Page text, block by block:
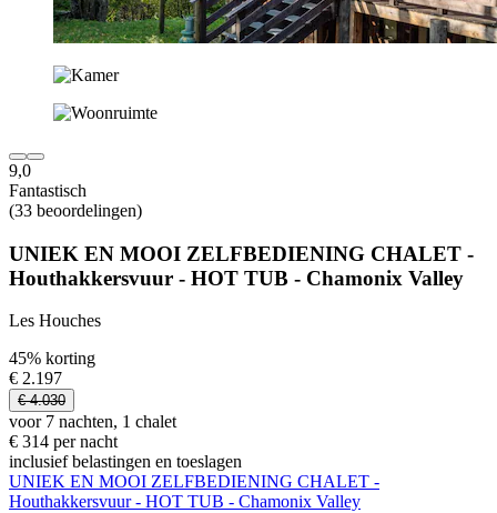
9,0
Fantastisch
(33 beoordelingen)
UNIEK EN MOOI ZELFBEDIENING CHALET -
Houthakkersvuur - HOT TUB - Chamonix Valley
Les Houches
45% korting
€ 2.197
€ 4.030
voor 7 nachten, 1 chalet
€ 314 per nacht
inclusief belastingen en toeslagen
UNIEK EN MOOI ZELFBEDIENING CHALET -
Houthakkersvuur - HOT TUB - Chamonix Valley